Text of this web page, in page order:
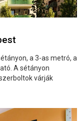
a 3-as metró, a
A sétányon
várják